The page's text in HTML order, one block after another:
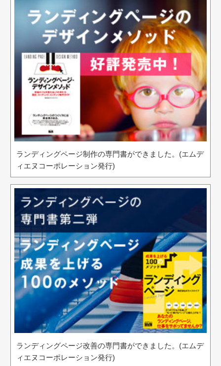
ランディングページ制作の専門書ができました。(エムデ
ィエヌコーポレーション発行)
ランディングページ改善の専門書ができました。(エムデ
ィエヌコーポレーション発行)